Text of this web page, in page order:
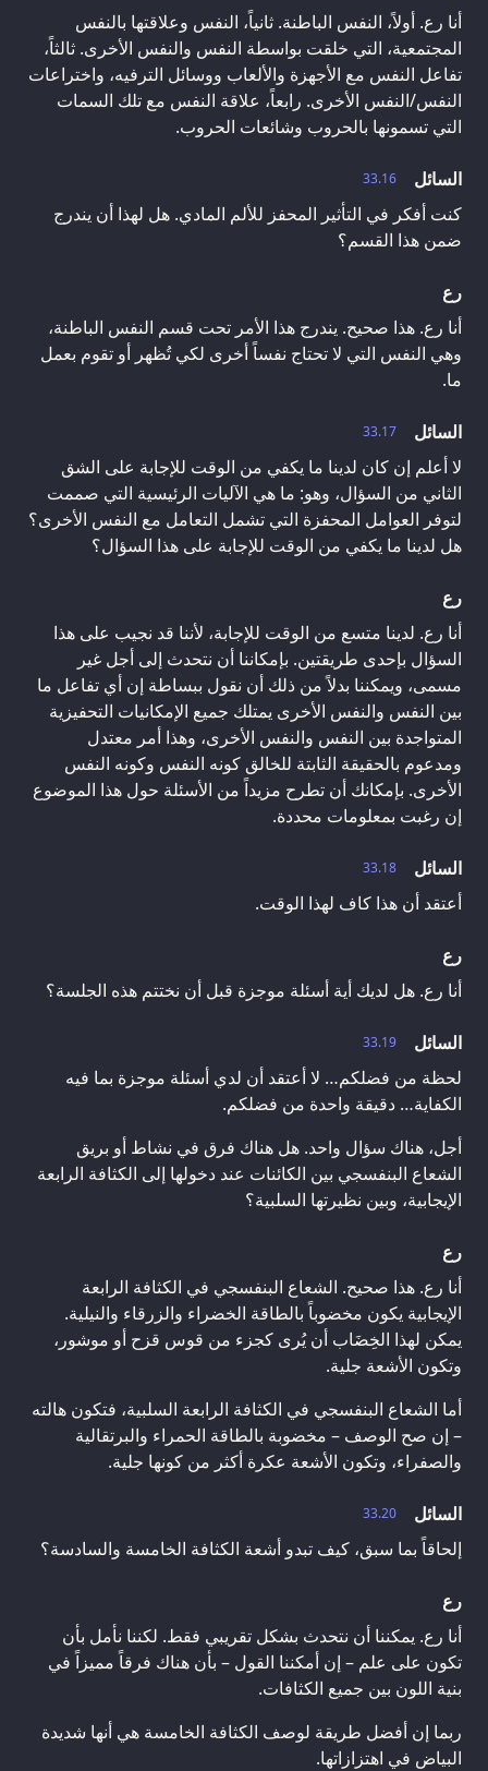
أنا رع. أولاً، النفس الباطنة. ثانياً، النفس وعلاقتها بالنفس
المجتمعية، التي خلقت بواسطة النفس والنفس الأخرى. ثالثاً،
تفاعل النفس مع الأجهزة والألعاب ووسائل الترفيه، واختراعات
النفس/النفس الأخرى. رابعاً، علاقة النفس مع تلك السمات
التي تسمونها بالحروب وشائعات الحروب.
33.16
السائل
كنت أفكر في التأثير المحفز للألم المادي. هل لهذا أن يندرج
ضمن هذا القسم؟
رع
أنا رع. هذا صحيح. يندرج هذا الأمر تحت قسم النفس الباطنة،
وهي النفس التي لا تحتاج نفساً أخرى لكي تُظهر أو تقوم بعمل
ما.
33.17
السائل
لا أعلم إن كان لدينا ما يكفي من الوقت للإجابة على الشق
الثاني من السؤال، وهو: ما هي الآليات الرئيسية التي صممت
لتوفر العوامل المحفزة التي تشمل التعامل مع النفس الأخرى؟
هل لدينا ما يكفي من الوقت للإجابة على هذا السؤال؟
رع
أنا رع. لدينا متسع من الوقت للإجابة، لأننا قد نجيب على هذا
السؤال بإحدى طريقتين. بإمكاننا أن نتحدث إلى أجل غير
مسمى، ويمكننا بدلاً من ذلك أن نقول ببساطة إن أي تفاعل ما
بين النفس والنفس الأخرى يمتلك جميع الإمكانيات التحفيزية
المتواجدة بين النفس والنفس الأخرى، وهذا أمر معتدل
ومدعوم بالحقيقة الثابتة للخالق كونه النفس وكونه النفس
الأخرى. بإمكانك أن تطرح مزيداً من الأسئلة حول هذا الموضوع
إن رغبت بمعلومات محددة.
33.18
السائل
أعتقد أن هذا كاف لهذا الوقت.
رع
أنا رع. هل لديك أية أسئلة موجزة قبل أن نختتم هذه الجلسة؟
33.19
السائل
لحظة من فضلكم… لا أعتقد أن لدي أسئلة موجزة بما فيه
الكفاية… دقيقة واحدة من فضلكم.
أجل، هناك سؤال واحد. هل هناك فرق في نشاط أو بريق
الشعاع البنفسجي بين الكائنات عند دخولها إلى الكثافة الرابعة
الإيجابية، وبين نظيرتها السلبية؟
رع
أنا رع. هذا صحيح. الشعاع البنفسجي في الكثافة الرابعة
الإيجابية يكون مخضوباً بالطاقة الخضراء والزرقاء والنيلية.
يمكن لهذا الخِضَاب أن يُرى كجزء من قوس قزح أو موشور،
وتكون الأشعة جلية.
أما الشعاع البنفسجي في الكثافة الرابعة السلبية، فتكون هالته
– إن صح الوصف – مخضوبة بالطاقة الحمراء والبرتقالية
والصفراء، وتكون الأشعة عكرة أكثر من كونها جلية.
33.20
السائل
إلحاقاً بما سبق، كيف تبدو أشعة الكثافة الخامسة والسادسة؟
رع
أنا رع. يمكننا أن نتحدث بشكل تقريبي فقط. لكننا نأمل بأن
تكون على علم – إن أمكننا القول – بأن هناك فرقاً مميزاً في
بنية اللون بين جميع الكثافات.
ربما إن أفضل طريقة لوصف الكثافة الخامسة هي أنها شديدة
البياض في اهتزازاتها.